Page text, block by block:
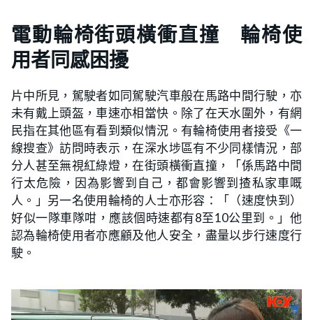
電動輪椅街頭橫衝直撞 輪椅使
用者同感困擾
片中所見，駕駛者如同駕駛汽車般在馬路中間行駛，亦
未有戴上頭盔，車速亦相當快。除了在天水圍外，有網
民指在其他區有看到類似情況。有輪椅使用者接受《一
線搜查》訪問時表示，在深水埗區有不少同樣情況，部
分人甚至無視紅綠燈，在街頭橫衝直撞，「係馬路中間
行太危險，因為影響到自己，都會影響到揸私家車嘅
人。」另一名使用輪椅的人士亦形容：「（速度快到）
好似一隊車隊咁，應該個時速都有8至10公里到。」他
認為輪椅使用者亦應顧及他人安全，盡量以步行速度行
駛。